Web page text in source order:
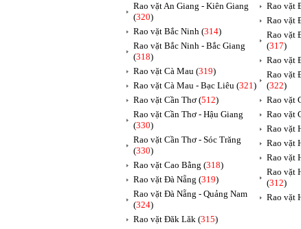
Rao vặt An Giang - Kiên Giang
(320)
Rao vặt Bắc Ninh (314)
Rao vặt Bắc Ninh - Bắc Giang
(318)
Rao vặt Cà Mau (319)
Rao vặt Cà Mau - Bạc Liêu (321)
Rao vặt Cần Thơ (512)
Rao vặt Cần Thơ - Hậu Giang
(330)
Rao vặt Cần Thơ - Sóc Trăng
(330)
Rao vặt Cao Bằng (318)
Rao vặt Đà Nẵng (319)
Rao vặt Đà Nẵng - Quảng Nam
(324)
Rao vặt Đăk Lăk (315)
Rao vặt
Rao vặt
Rao vặt
(317)
Rao vặt
Rao vặt
(322)
Rao vặt
Rao vặt
Rao vặt
Rao vặt
Rao vặt
Rao vặt
(312)
Rao vặt